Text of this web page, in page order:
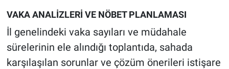
VAKA ANALİZLERİ VE NÖBET PLANLAMASI
İl genelindeki vaka sayıları ve müdahale
sürelerinin ele alındığı toplantıda, sahada
karşılaşılan sorunlar ve çözüm önerileri istişare